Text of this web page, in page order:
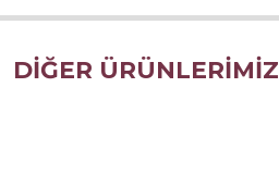
DİĞER ÜRÜNLERİMİZ